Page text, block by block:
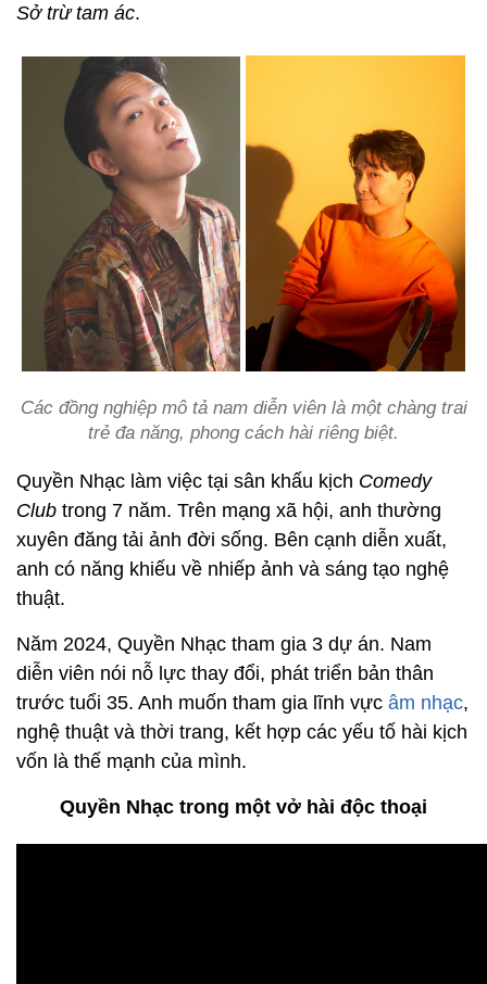
Sở trừ tam ác.
Các đồng nghiệp mô tả nam diễn viên là một chàng trai
trẻ đa năng, phong cách hài riêng biệt.
Quyền Nhạc làm việc tại sân khấu kịch Comedy
Club trong 7 năm. Trên mạng xã hội, anh thường
xuyên đăng tải ảnh đời sống. Bên cạnh diễn xuất,
anh có năng khiếu về nhiếp ảnh và sáng tạo nghệ
thuật.
Năm 2024, Quyền Nhạc tham gia 3 dự án. Nam
diễn viên nói nỗ lực thay đổi, phát triển bản thân
trước tuổi 35. Anh muốn tham gia lĩnh vực âm nhạc,
nghệ thuật và thời trang, kết hợp các yếu tố hài kịch
vốn là thế mạnh của mình.
Quyền Nhạc trong một vở hài độc thoại